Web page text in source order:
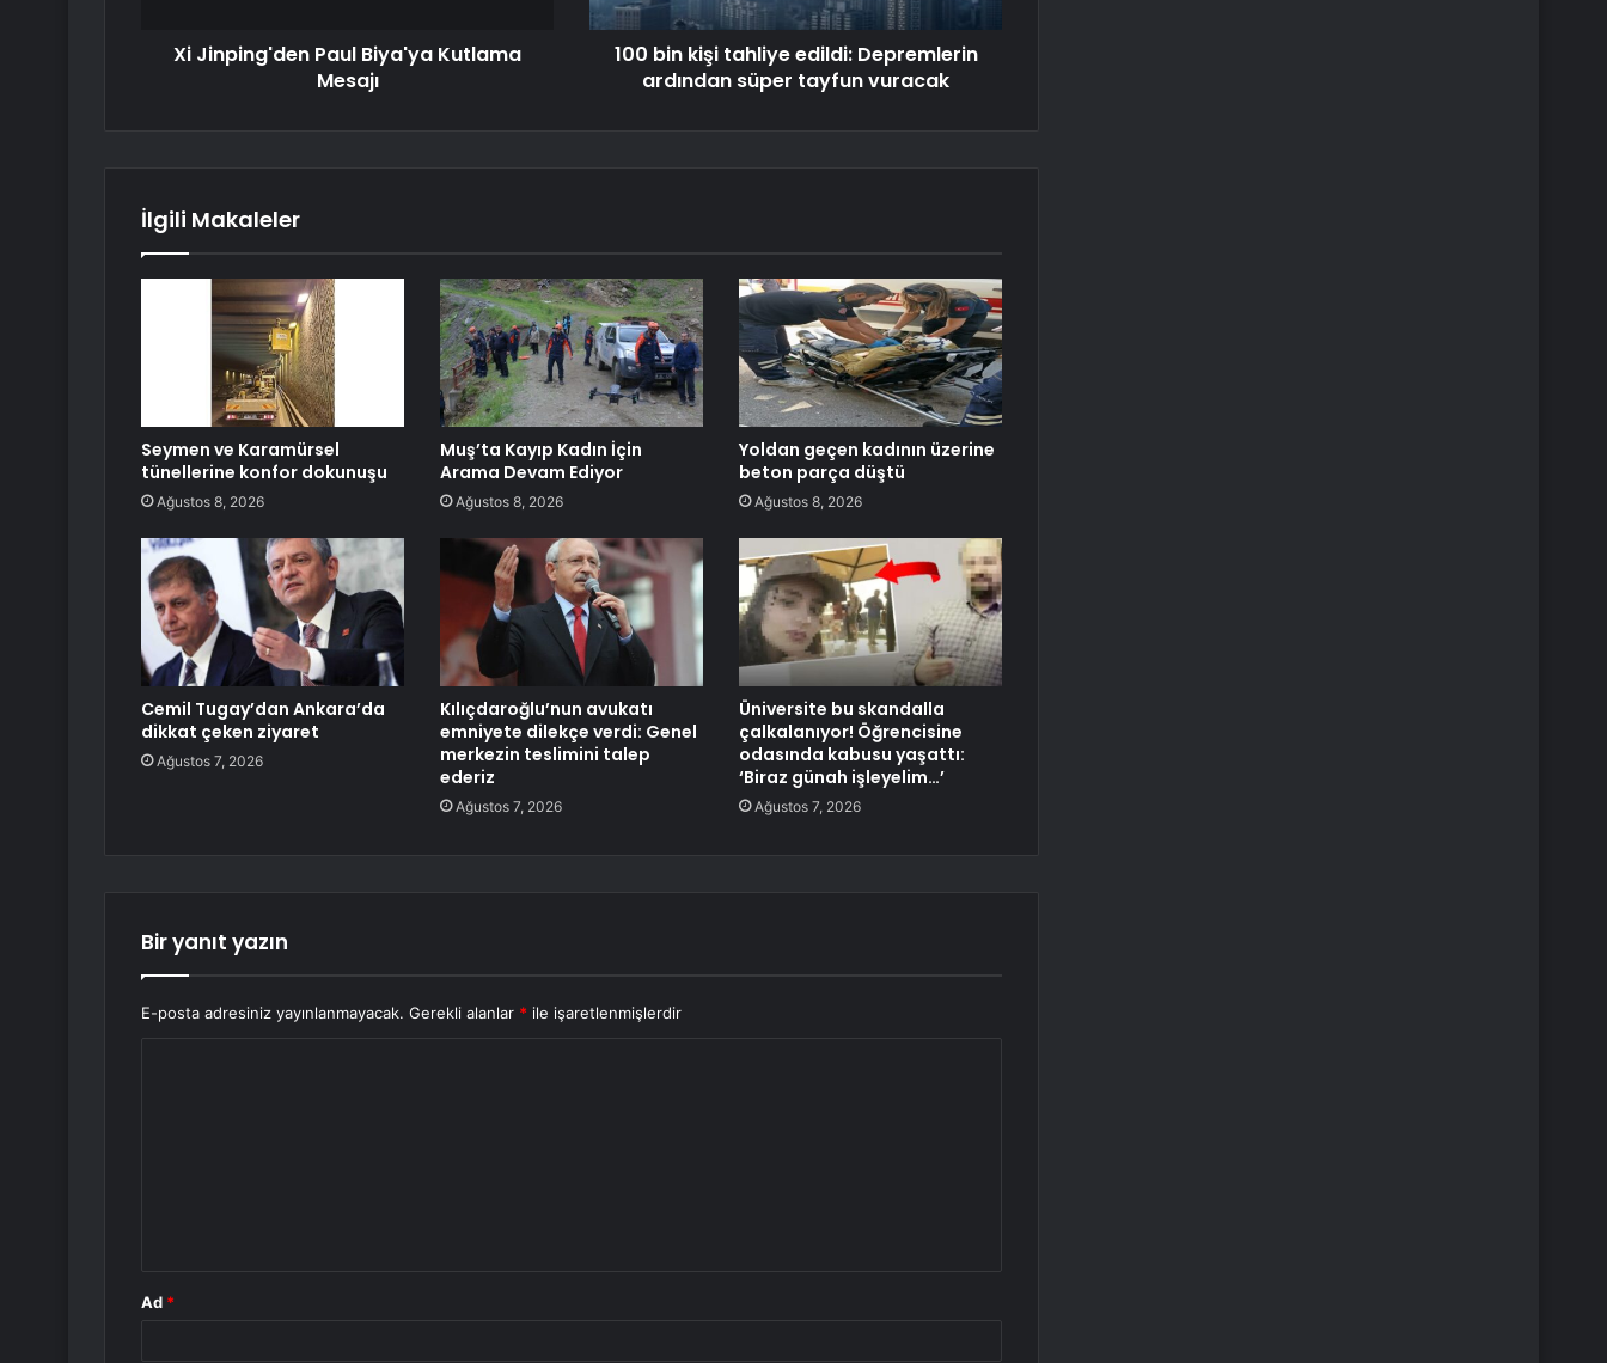
Xi Jinping'den Paul Biya'ya Kutlama
Mesajı
100 bin kişi tahliye edildi: Depremlerin
ardından süper tayfun vuracak
İlgili Makaleler
Seymen ve Karamürsel
tünellerine konfor dokunuşu
Ağustos 8, 2026
Muş’ta Kayıp Kadın İçin
Arama Devam Ediyor
Ağustos 8, 2026
Yoldan geçen kadının üzerine
beton parça düştü
Ağustos 8, 2026
Cemil Tugay’dan Ankara’da
dikkat çeken ziyaret
Ağustos 7, 2026
Kılıçdaroğlu’nun avukatı
emniyete dilekçe verdi: Genel
merkezin teslimini talep
ederiz
Ağustos 7, 2026
Üniversite bu skandalla
çalkalanıyor! Öğrencisine
odasında kabusu yaşattı:
‘Biraz günah işleyelim…’
Ağustos 7, 2026
Bir yanıt yazın
E-posta adresiniz yayınlanmayacak. Gerekli alanlar * ile işaretlenmişlerdir
Ad *